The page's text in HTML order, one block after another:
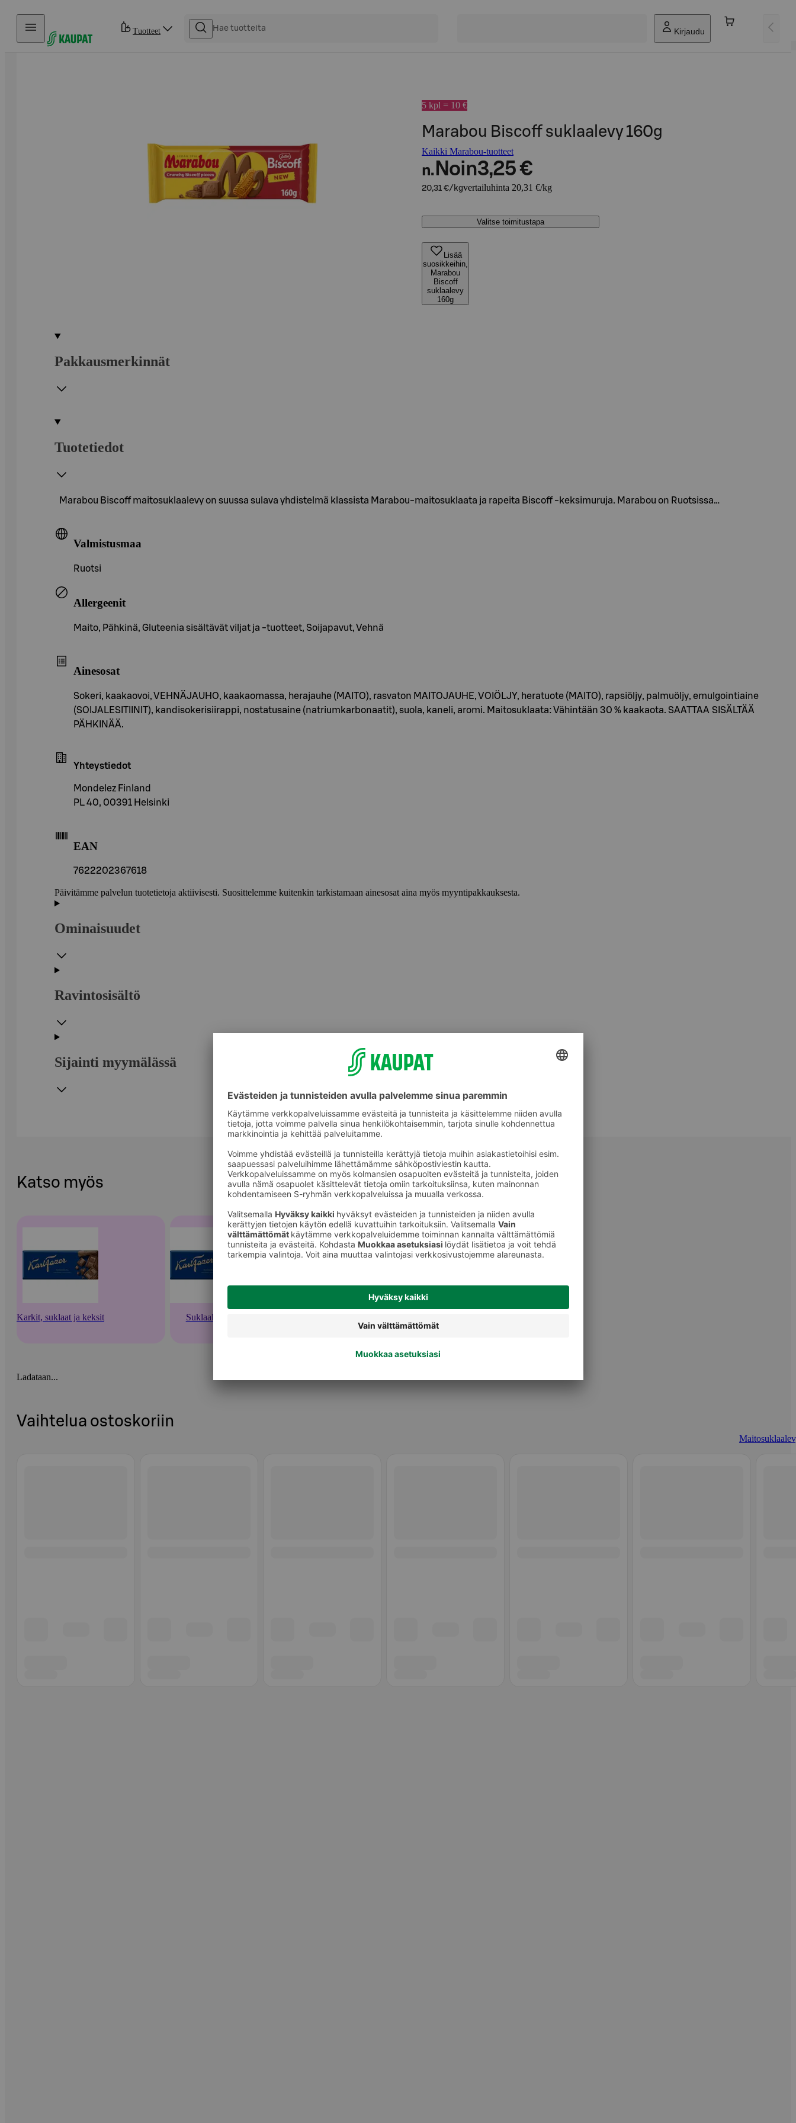
Hyppää sisältöön
Tuotteet Kirjaudu
5 kpl = 10 €
Marabou Biscoff suklaalevy 160g
Kaikki Marabou-tuotteet
n. Noin3,25 €
20,31 €/kgvertailuhinta 20,31 €/kg
Valitse toimitustapa
Lisää
suosikkeihin,
Marabou
Biscoff
suklaalevy
160g
Pakkausmerkinnät
Tuotetiedot
Marabou Biscoff maitosuklaalevy on suussa sulava yhdistelmä klassista Marabou-maitosuklaata ja rapeita Biscoff -keksimuruja. Marabou on Ruotsissa…
Valmistusmaa
Ruotsi
Allergeenit
Maito, Pähkinä, Gluteenia sisältävät viljat ja -tuotteet, Soijapavut, Vehnä
Ainesosat
Sokeri, kaakaovoi, VEHNÄJAUHO, kaakaomassa, herajauhe (MAITO), rasvaton MAITOJAUHE, VOIÖLJY, heratuote (MAITO), rapsiöljy, palmuöljy, emulgointiaine
(SOIJALESITIINIT), kandisokerisiirappi, nostatusaine (natriumkarbonaatit), suola, kaneli, aromi. Maitosuklaata: Vähintään 30 % kaakaota. SAATTAA SISÄLTÄÄ
PÄHKINÄÄ.
Yhteystiedot
Mondelez Finland
PL 40, 00391 Helsinki
EAN
7622202367618
Päivitämme palvelun tuotetietoja aktiivisesti. Suosittelemme kuitenkin tarkistamaan ainesosat aina myös myyntipakkauksesta.
Ominaisuudet
Ravintosisältö
Sijainti myymälässä
Katso myös
Karkit, suklaat ja keksit Suklaalevyt
Ladataan...
Vaihtelua ostoskoriin